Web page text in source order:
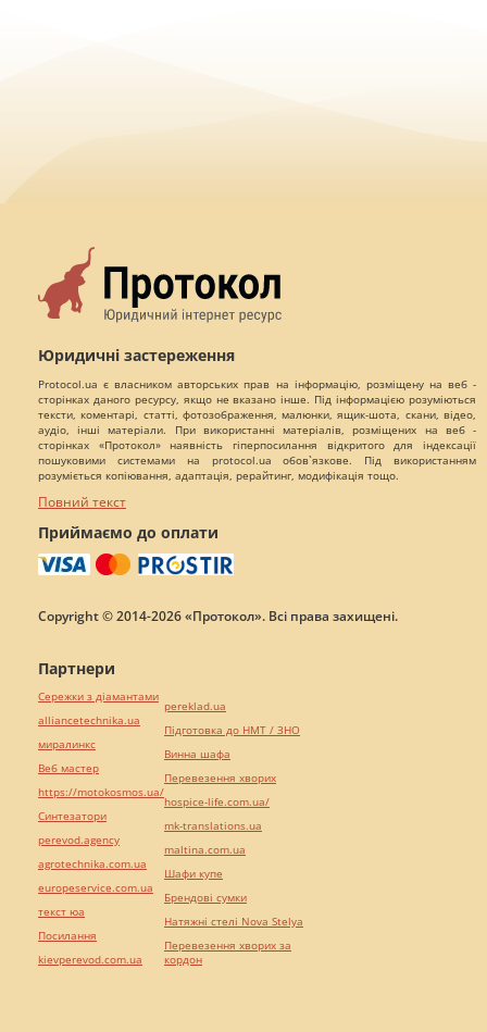
Юридичні застереження
Protocol.ua є власником авторських прав на інформацію, розміщену на веб -
сторінках даного ресурсу, якщо не вказано інше. Під інформацією розуміються
тексти, коментарі, статті, фотозображення, малюнки, ящик-шота, скани, відео,
аудіо, інші матеріали. При використанні матеріалів, розміщених на веб -
сторінках «Протокол» наявність гіперпосилання відкритого для індексації
пошуковими системами на protocol.ua обов`язкове. Під використанням
розуміється копіювання, адаптація, рерайтинг, модифікація тощо.
Повний текст
Приймаємо до оплати
Copyright © 2014-2026 «Протокол». Всі права захищені.
Партнери
Сережки з діамантами
alliancetechnika.ua
миралинкс
Веб мастер
https://motokosmos.ua/
Синтезатори
perevod.agency
agrotechnika.com.ua
europeservice.com.ua
текст юа
Посилання
kievperevod.com.ua
pereklad.ua
Підготовка до НМТ / ЗНО
Винна шафа
Перевезення хворих
hospice-life.com.ua/
mk-translations.ua
maltina.com.ua
Шафи купе
Брендові сумки
Натяжні стелі Nova Stelya
Перевезення хворих за
кордон